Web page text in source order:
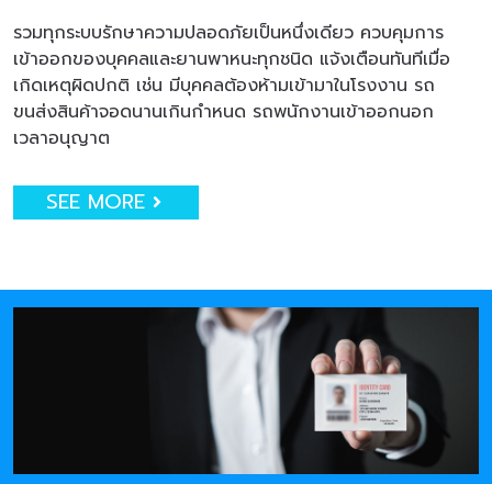
รวมทุกระบบรักษาความปลอดภัยเป็นหนึ่งเดียว ควบคุมการ
เข้าออกของบุคคลและยานพาหนะทุกชนิด แจ้งเตือนทันทีเมื่อ
เกิดเหตุผิดปกติ เช่น มีบุคคลต้องห้ามเข้ามาในโรงงาน รถ
ขนส่งสินค้าจอดนานเกินกำหนด รถพนักงานเข้าออกนอก
เวลาอนุญาต
SEE MORE